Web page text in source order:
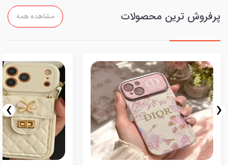
پرفروش ترین محصولات مشاهده همه
‹
›